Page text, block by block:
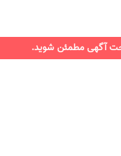
آگهی مطمئن شوید.